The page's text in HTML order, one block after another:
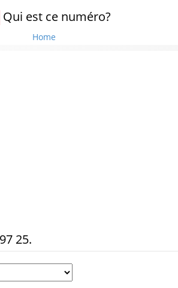
Qui est ce numéro?
Home
25.